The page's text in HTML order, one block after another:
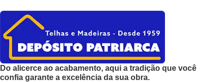
Do alicerce ao acabamento, aqui a tradição que você
confia garante a excelência da sua obra.